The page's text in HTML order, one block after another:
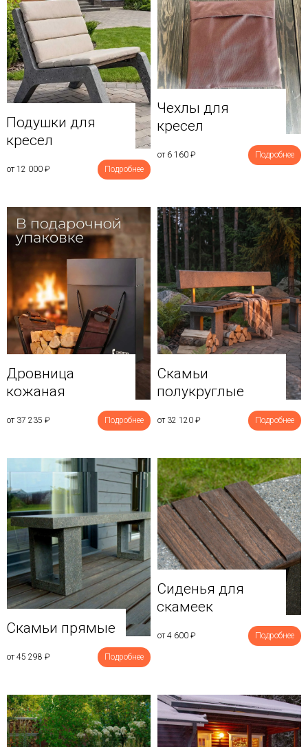
Подушки для
кресел
от 12 000 ₽ Подробнее
Чехлы для
кресел
от 6 160 ₽ Подробнее
Дровница
кожаная
от 37 235 ₽ Подробнее
Скамьи
полукруглые
от 32 120 ₽ Подробнее
Скамьи прямые
от 45 298 ₽ Подробнее
Сиденья для
скамеек
от 4 600 ₽ Подробнее